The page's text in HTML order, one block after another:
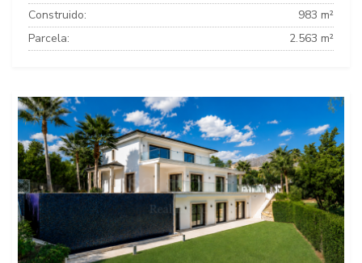
Construido:
983 m²
Parcela:
2.563 m²